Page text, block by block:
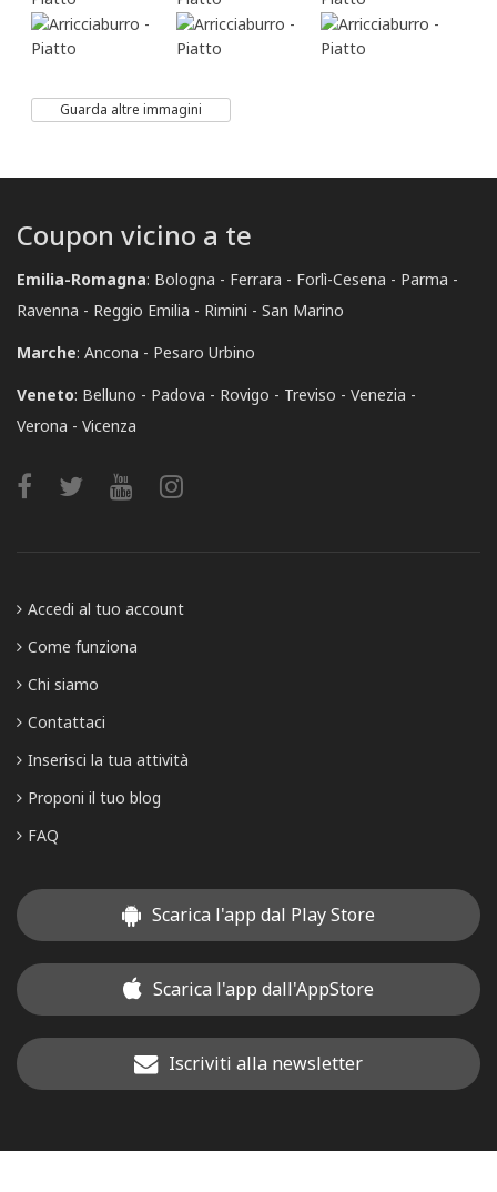
Guarda altre immagini
Coupon vicino a te
Emilia-Romagna: Bologna Ferrara Forlì-Cesena
Parma
Ravenna
Reggio Emilia Rimini
San Marino
Marche: Ancona
Pesaro Urbino
Veneto: Belluno Padova Rovigo Treviso
Venezia
Verona
Vicenza
Accedi al tuo account
Come funziona
Chi siamo
Contattaci
Inserisci la tua attività
Proponi il tuo blog
FAQ
Scarica l'app dal Play Store
Scarica l'app dall'AppStore
Iscriviti alla newsletter